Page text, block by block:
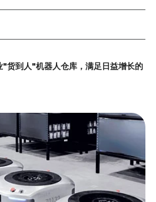
货到人"机器人仓库，满足日益增长的